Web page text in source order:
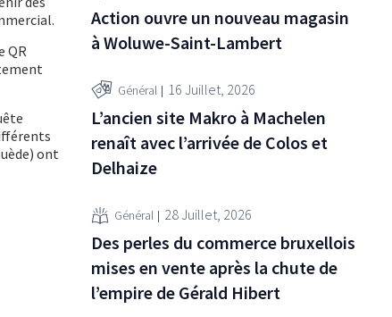
QR
ont
Action ouvre un nouveau magasin
à Woluwe-Saint-Lambert
Général 16 Juillet, 2026
L’ancien site Makro à Machelen
renaît avec l’arrivée de Colos et
Delhaize
Général 28 Juillet, 2026
Des perles du commerce bruxellois
mises en vente après la chute de
l’empire de Gérald Hibert